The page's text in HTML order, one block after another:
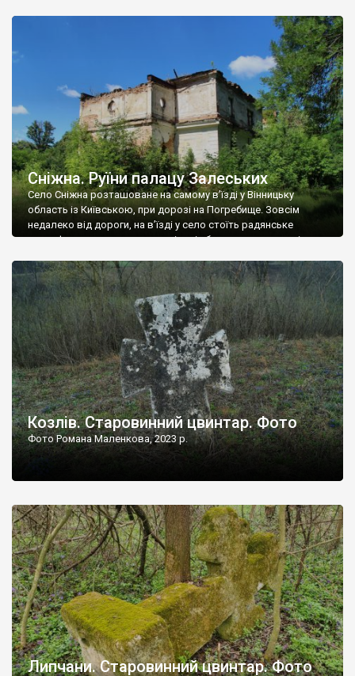
Наддністрянське відрізняється від більшості навколишніх
сіл. У селі є мурована Михайлівська церква. Точної дати […]
Сніжна. Руїни палацу Залеських
Село Сніжна розташоване на самому в’їзді у Вінницьку
область із Київською, при дорозі на Погребище. Зовсім
недалеко від дороги, на в’їзді у село стоїть радянське
рельєфне пано, яке показує жінку і яблуню, а трохи далі, десь
не видно, але видно дві стареньких колії у траві – […]
Козлів. Старовинний цвинтар. Фото
Фото Романа Маленкова, 2023 р.
Липчани. Старовинний цвинтар. Фото